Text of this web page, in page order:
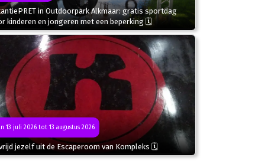
in Outdoorpark Alkmaar: gratis sportdag
kinderen en jongeren met een beperking 🗓
13 juli 2026 tot 13 augustus 2026
jezelf uit de Escaperoom van Kompleks 🗓